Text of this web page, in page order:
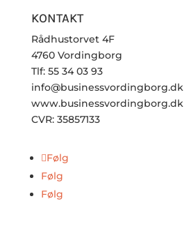
KONTAKT
Rådhustorvet 4F
4760 Vordingborg
Tlf: 55 34 03 93
info@businessvordingborg.dk
www.businessvordingborg.dk
CVR: 35857133
Følg
Følg
Følg